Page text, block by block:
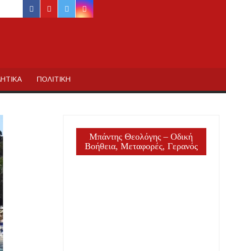
facebook
youtubetwitterinstagram
ΠΟΛΙΤΙΚΗ
Μπάντης Θεολόγης – Οδική
Βοήθεια, Μεταφορές, Γερανός